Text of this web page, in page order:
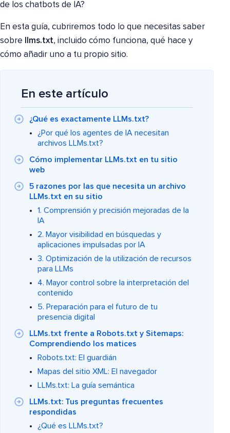
de los chatbots de IA?
En esta guía, cubriremos todo lo que necesitas saber
sobre
llms.txt, incluido cómo funciona, qué hace y
cómo añadir uno a tu propio sitio.
En este artículo
¿Qué es exactamente LLMs.txt?
¿Por qué los agentes de IA necesitan
archivos LLMs.txt?
Cómo implementar LLMs.txt en tu sitio
web
5 razones por las que necesita un archivo
LLMs.txt en su sitio
1. Comprensión y precisión mejoradas de la
IA
2. Mayor visibilidad en búsquedas y
aplicaciones impulsadas por IA
3. Optimización de la utilización de recursos
para LLMs
4. Mayor control sobre la interpretación del
contenido
5. Preparación para el futuro de tu
presencia digital
LLMs.txt frente a Robots.txt y Sitemaps:
Comprendiendo los matices
Robots.txt: El guardián
Mapas del sitio XML: El navegador
LLMs.txt: La guía semántica
LLMs.txt: Tus preguntas frecuentes
respondidas
¿Qué es LLMs.txt?